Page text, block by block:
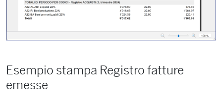
Esempio stampa Registro fatture
emesse